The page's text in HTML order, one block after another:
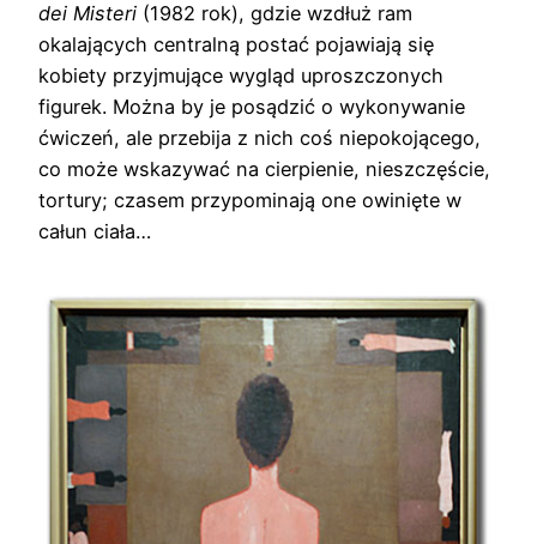
dei Misteri (1982 rok), gdzie wzdłuż ram
okalających centralną postać pojawiają się
kobiety przyjmujące wygląd uproszczonych
figurek. Można by je posądzić o wykonywanie
ćwiczeń, ale przebija z nich coś niepokojącego,
co może wskazywać na cierpienie, nieszczęście,
tortury; czasem przypominają one owinięte w
całun ciała…